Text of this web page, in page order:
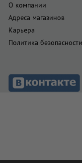
О компании
Адреса магазинов
Карьера
Политика безопасности